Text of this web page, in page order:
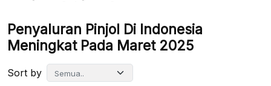
Penyaluran Pinjol Di Indonesia
Meningkat Pada Maret 2025
Sort by